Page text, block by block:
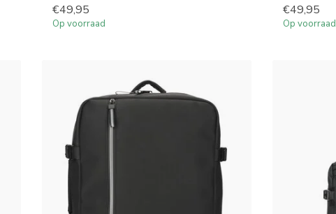
€49,95
Op voorraad
€49,95
Op voorraad